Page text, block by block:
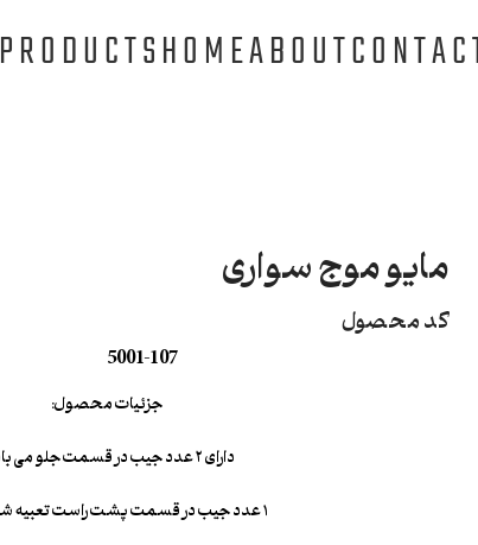
ABOUT
HOME
PRODUCTS
مایو موج سواری
کد محصول
5001-107
جزئیات محصول:
دارای ۲ عدد جیب در قسمت جلو می باشد
۱ عدد جیب در قسمت پشت راست تعبیه شده است .